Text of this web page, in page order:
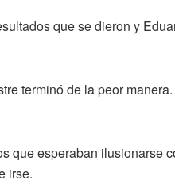
que se dieron y
terminó de la peor
que esperaban ilusionarse
irse.